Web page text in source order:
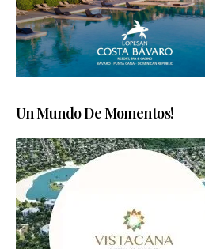
Un Mundo De Momentos!